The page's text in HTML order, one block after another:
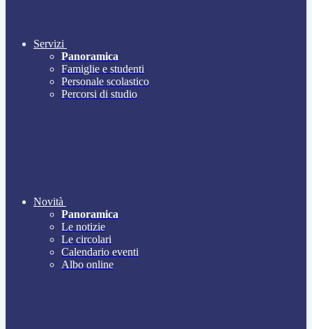
Servizi
Panoramica
Famiglie e studenti
Personale scolastico
Percorsi di studio
Novità
Panoramica
Le notizie
Le circolari
Calendario eventi
Albo online